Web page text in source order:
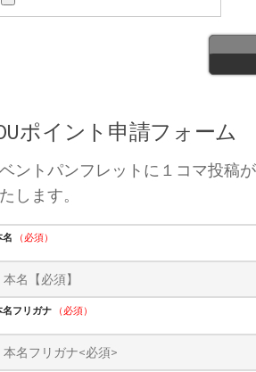
ポイント申請フォーム
ントパンフレットに１コマ投稿
します。
名 （必須）
名フリガナ （必須）